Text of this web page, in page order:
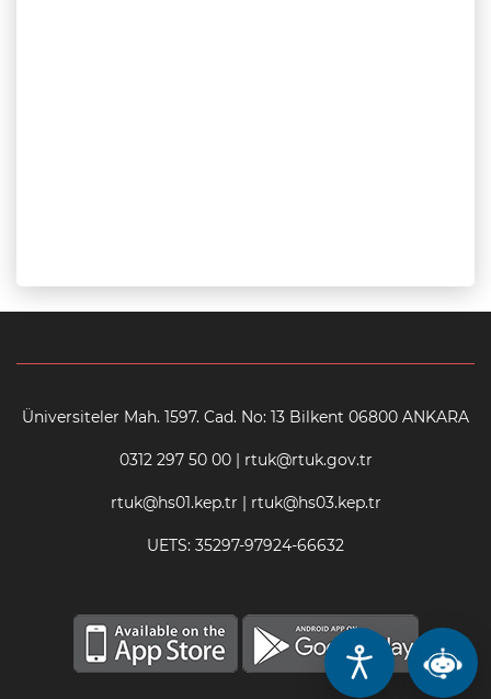
Üniversiteler Mah. 1597. Cad. No: 13 Bilkent 06800 ANKARA
0312 297 50 00 | rtuk@rtuk.gov.tr
rtuk@hs01.kep.tr | rtuk@hs03.kep.tr
UETS: 35297-97924-66632